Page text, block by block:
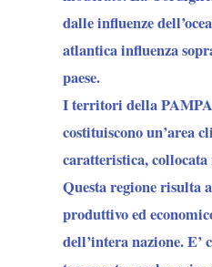
dalle influenze
atlantica influenza
paese.
I territori della
costituisconoun’area
caratteristica,
Questa regione risulta
produttivo ed
dell’intera nazione.